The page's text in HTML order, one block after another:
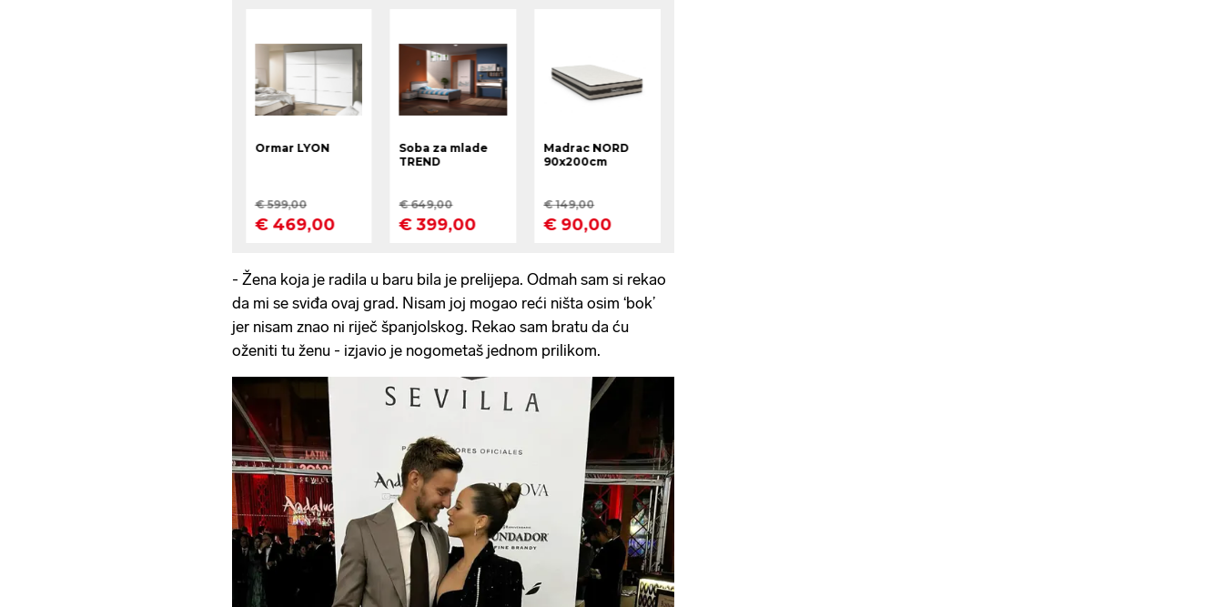
- Žena koja je radila u baru bila je prelijepa. Odmah sam si rekao
da mi se sviđa ovaj grad. Nisam joj mogao reći ništa osim ‘bok’
jer nisam znao ni riječ španjolskog. Rekao sam bratu da ću
oženiti tu ženu - izjavio je nogometaš jednom prilikom.